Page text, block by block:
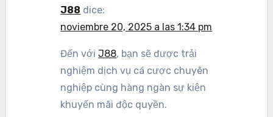
J88 dice:
noviembre 20, 2025 a las 1:34 pm
Đến vớiJ88, bạn sẽ được trải
nghiệm dịch vụ cá cược chuyên
nghiệp cùng hàng ngàn sự kiện
khuyến mãi độc quyền.